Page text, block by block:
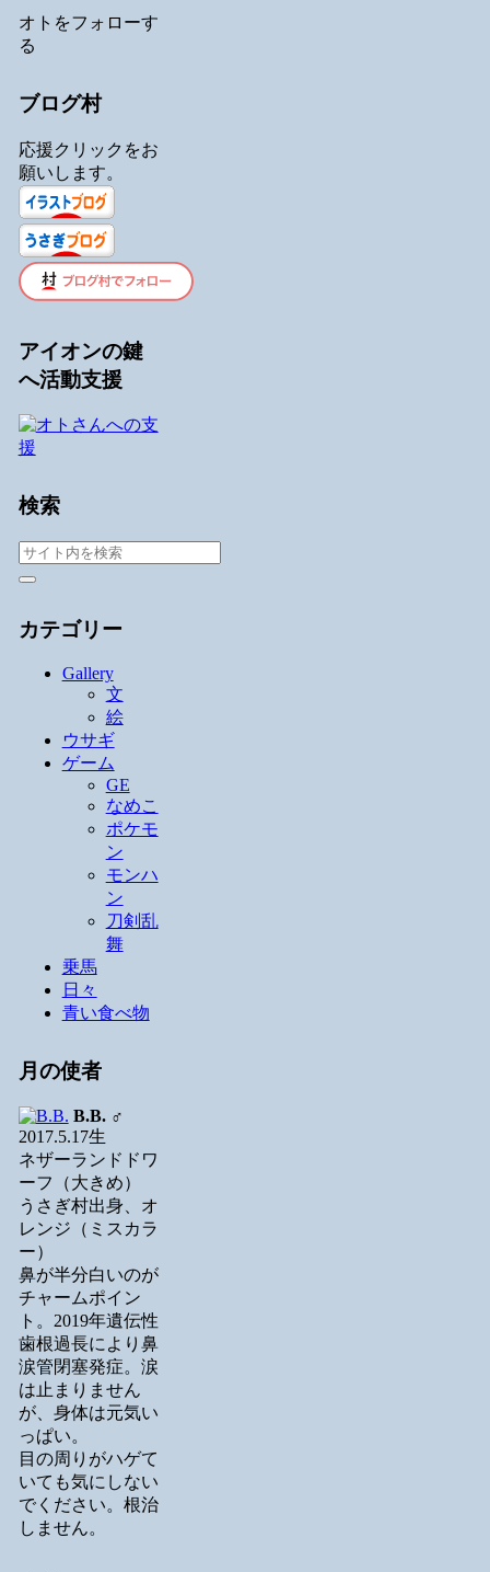
オトをフォローす
る
ブログ村
応援クリックをお
願いします。
アイオンの鍵
へ活動支援
検索
カテゴリー
Gallery
文
絵
ウサギ
ゲーム
GE
なめこ
ポケモ
ン
モンハ
ン
刀剣乱
舞
乗馬
日々
青い食べ物
月の使者
B.B.♂
2017.5.17生
ネザーランドドワ
ーフ（大きめ）
うさぎ村出身、オ
レンジ（ミスカラ
ー）
鼻が半分白いのが
チャームポイン
ト。2019年遺伝性
歯根過長により鼻
涙管閉塞発症。涙
は止まりません
が、身体は元気い
っぱい。
目の周りがハゲて
いても気にしない
でください。根治
しません。